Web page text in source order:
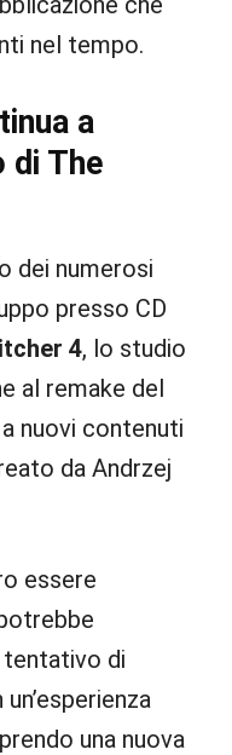
nel tempo.
a
di The
dei numerosi
presso CD
4, lo studio
al remake del
nuovi contenuti
da Andrzej
essere
di
un’esperienza
una nuova